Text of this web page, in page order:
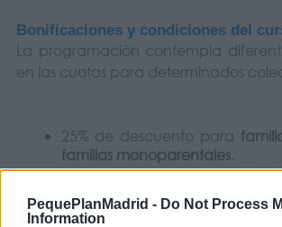
PequePlanMadrid - Do Not Process
Information
Bonificaciones y condiciones del
La programación contempla
en las cuotas para determinados
25% de descuento para
familias monoparentales.
50% de descuento para
100% de bonificación para
grado de discapacidad igual o